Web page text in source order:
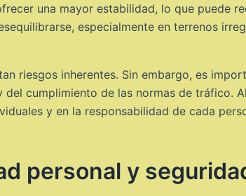
una mayor estabilidad, lo que puede
especialmente en terrenos
riesgos inherentes. Sin embargo, es
cumplimiento de las normas de tráfico.
y en la responsabilidad de cada
personal y